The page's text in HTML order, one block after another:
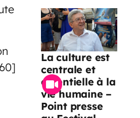
La culture est
centrale et
essentielle à la
vie humaine –
Point presse